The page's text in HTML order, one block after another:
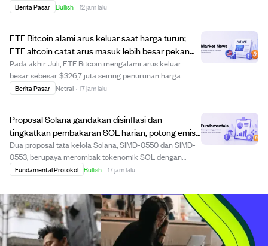
menandakan ekspansi ekonomi tanpa tekanan inflasi
geopo...
Berita Pasar Bullish · 12 jam lalu
ETF Bitcoin alami arus keluar saat harga turun;
ETF altcoin catat arus masuk lebih besar pekan
lalu.
Pada akhir Juli, ETF Bitcoin mengalami arus keluar
besar sebesar $326,7 juta seiring penurunan harga
Bitcoin dari sekitar $64.000 ke $62.556,58. Sementara
Berita Pasar Netral · 17 jam lalu
Proposal Solana gandakan disinflasi dan
tingkatkan pembakaran SOL harian, potong emisi
masa depan $1,5 miliar.
Dua proposal tata kelola Solana, SIMD-0550 dan SIMD-
0553, berupaya merombak tokenomik SOL dengan
menggandakan tingkat disinflasi tahunan dari 15%
harian dari 650 menjadi sekitar 9.000 saat aktivitas
jaringa...
Fundamental Protokol Bullish · 17 jam lalu